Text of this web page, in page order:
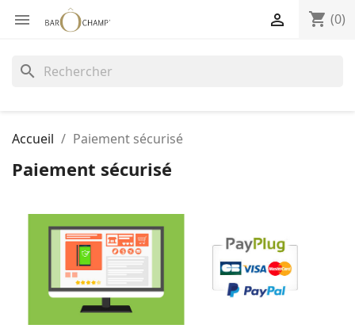
 shopping_cart (0)

search
Accueil Paiement sécurisé
Paiement sécurisé